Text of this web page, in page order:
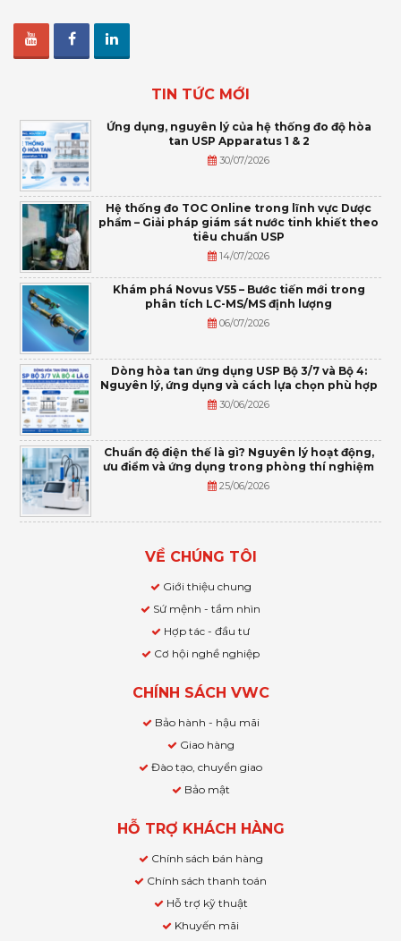
TIN TỨC MỚI
Ứng dụng, nguyên lý của hệ thống đo độ hòa
tan USP Apparatus 1 & 2
30/07/2026
Hệ thống đo TOC Online trong lĩnh vực Dược
phẩm – Giải pháp giám sát nước tinh khiết theo
tiêu chuẩn USP
14/07/2026
Khám phá Novus V55 – Bước tiến mới trong
phân tích LC-MS/MS định lượng
06/07/2026
Dòng hòa tan ứng dụng USP Bộ 3/7 và Bộ 4:
Nguyên lý, ứng dụng và cách lựa chọn phù hợp
30/06/2026
Chuẩn độ điện thế là gì? Nguyên lý hoạt động,
ưu điểm và ứng dụng trong phòng thí nghiệm
25/06/2026
VỀ CHÚNG TÔI
Giới thiệu chung
Sứ mệnh - tầm nhìn
Hợp tác - đầu tư
Cơ hội nghề nghiệp
CHÍNH SÁCH VWC
Bảo hành - hậu mãi
Giao hàng
Đào tạo, chuyển giao
Bảo mật
HỖ TRỢ KHÁCH HÀNG
Chính sách bán hàng
Chính sách thanh toán
Hỗ trợ kỹ thuật
Khuyến mãi